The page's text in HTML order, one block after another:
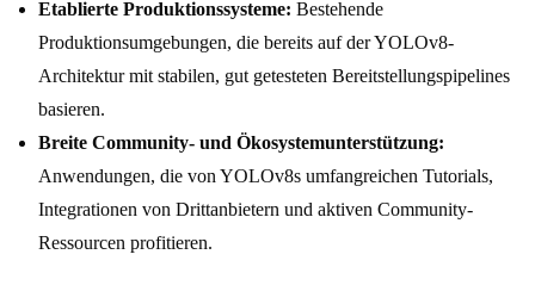
Etablierte Produktionssysteme: Bestehende
Produktionsumgebungen, die bereits auf der YOLOv8-
Architektur mit stabilen, gut getesteten Bereitstellungspipelines
basieren.
Breite Community- und Ökosystemunterstützung:
Anwendungen, die von YOLOv8s umfangreichen Tutorials,
Integrationen von Drittanbietern und aktiven Community-
Ressourcen profitieren.